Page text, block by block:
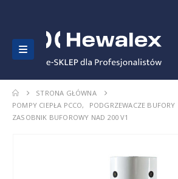
STRONA GŁÓWNA
POMPY CIEPŁA PCCO,
PODGRZEWACZE BUFORY
ZASOBNIK BUFOROWY NAD 200 V1